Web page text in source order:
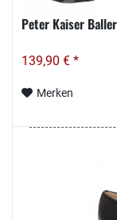
Peter Kaiser
139,90 € *
Merken